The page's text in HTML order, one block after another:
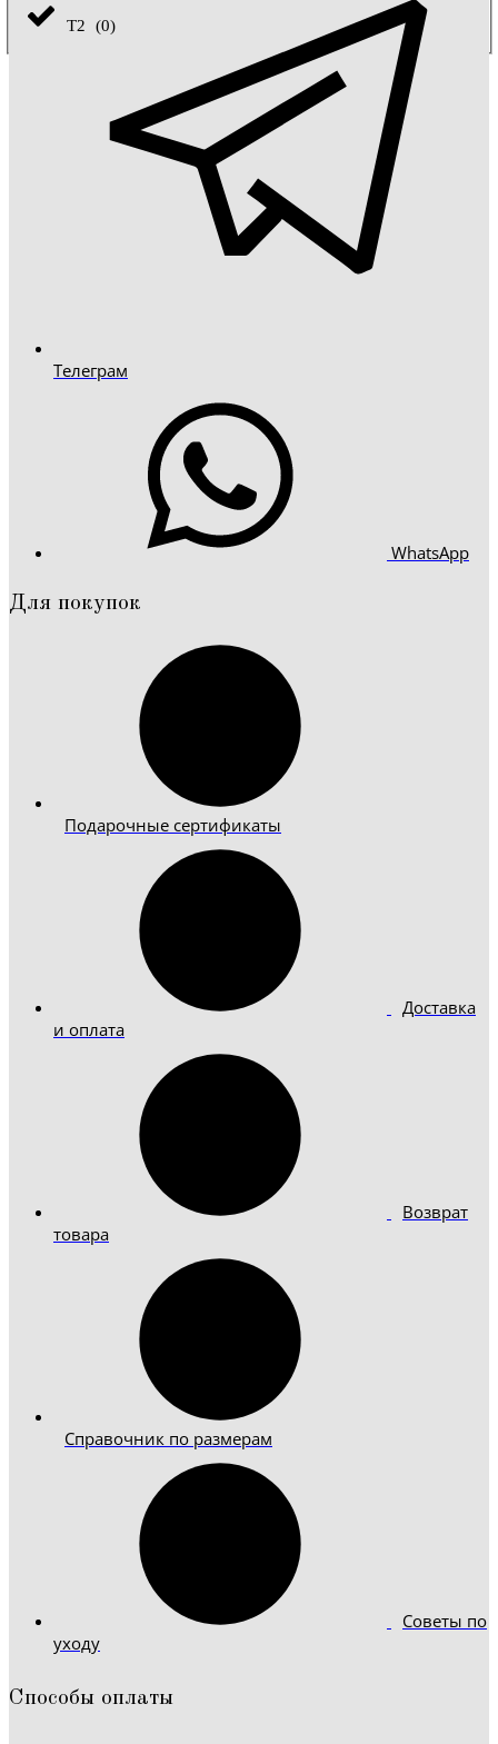
Т2 (0)
Телеграм
WhatsApp
Для покупок
Подарочные сертификаты
Доставка
и оплата
Возврат
товара
Справочник по размерам
Советы по
уходу
Способы оплаты